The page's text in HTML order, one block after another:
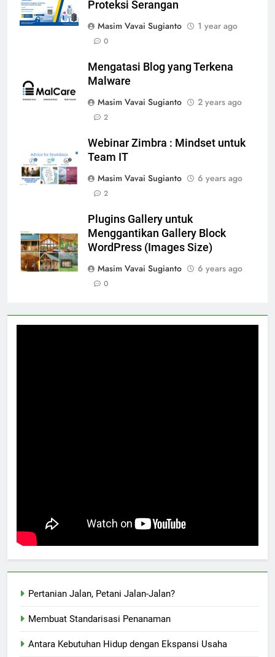
Proteksi Serangan
Masim Vavai Sugianto
1 year ago
0
Mengatasi Blog yang Terkena
Malware
Masim Vavai Sugianto
2 years ago
2
Webinar Zimbra : Mindset untuk
Team IT
Masim Vavai Sugianto
6 years ago
2
Plugins Gallery untuk
Menggantikan Gallery Block
WordPress (Images Size)
Masim Vavai Sugianto
6 years ago
0
Pertanian Jalan, Petani Jalan-Jalan?
Membuat Standarisasi Penanaman
Antara Kebutuhan Hidup dengan Ekspansi Usaha